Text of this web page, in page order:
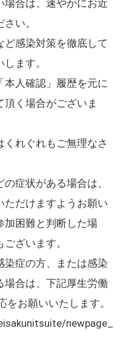
場合は、速やかにお近
い。
ど感染対策を徹底して
ます。
本人確認」履歴を元に
く場合がございま
くれぐれもご無理なさ
症状がある場合は、
ただけますようお願い
加困難と判断した場
ざいます。
染症の方、または感染
場合は、下記厚生労働
をお願いいたします。
newpage_